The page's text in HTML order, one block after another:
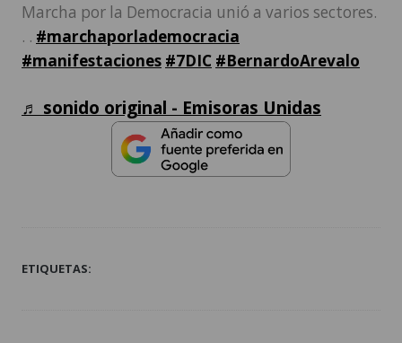
Marcha por la Democracia unió a varios sectores.
. . #marchaporlademocracia
#manifestaciones #7DIC #BernardoArevalo
♬ sonido original - Emisoras Unidas
ETIQUETAS: